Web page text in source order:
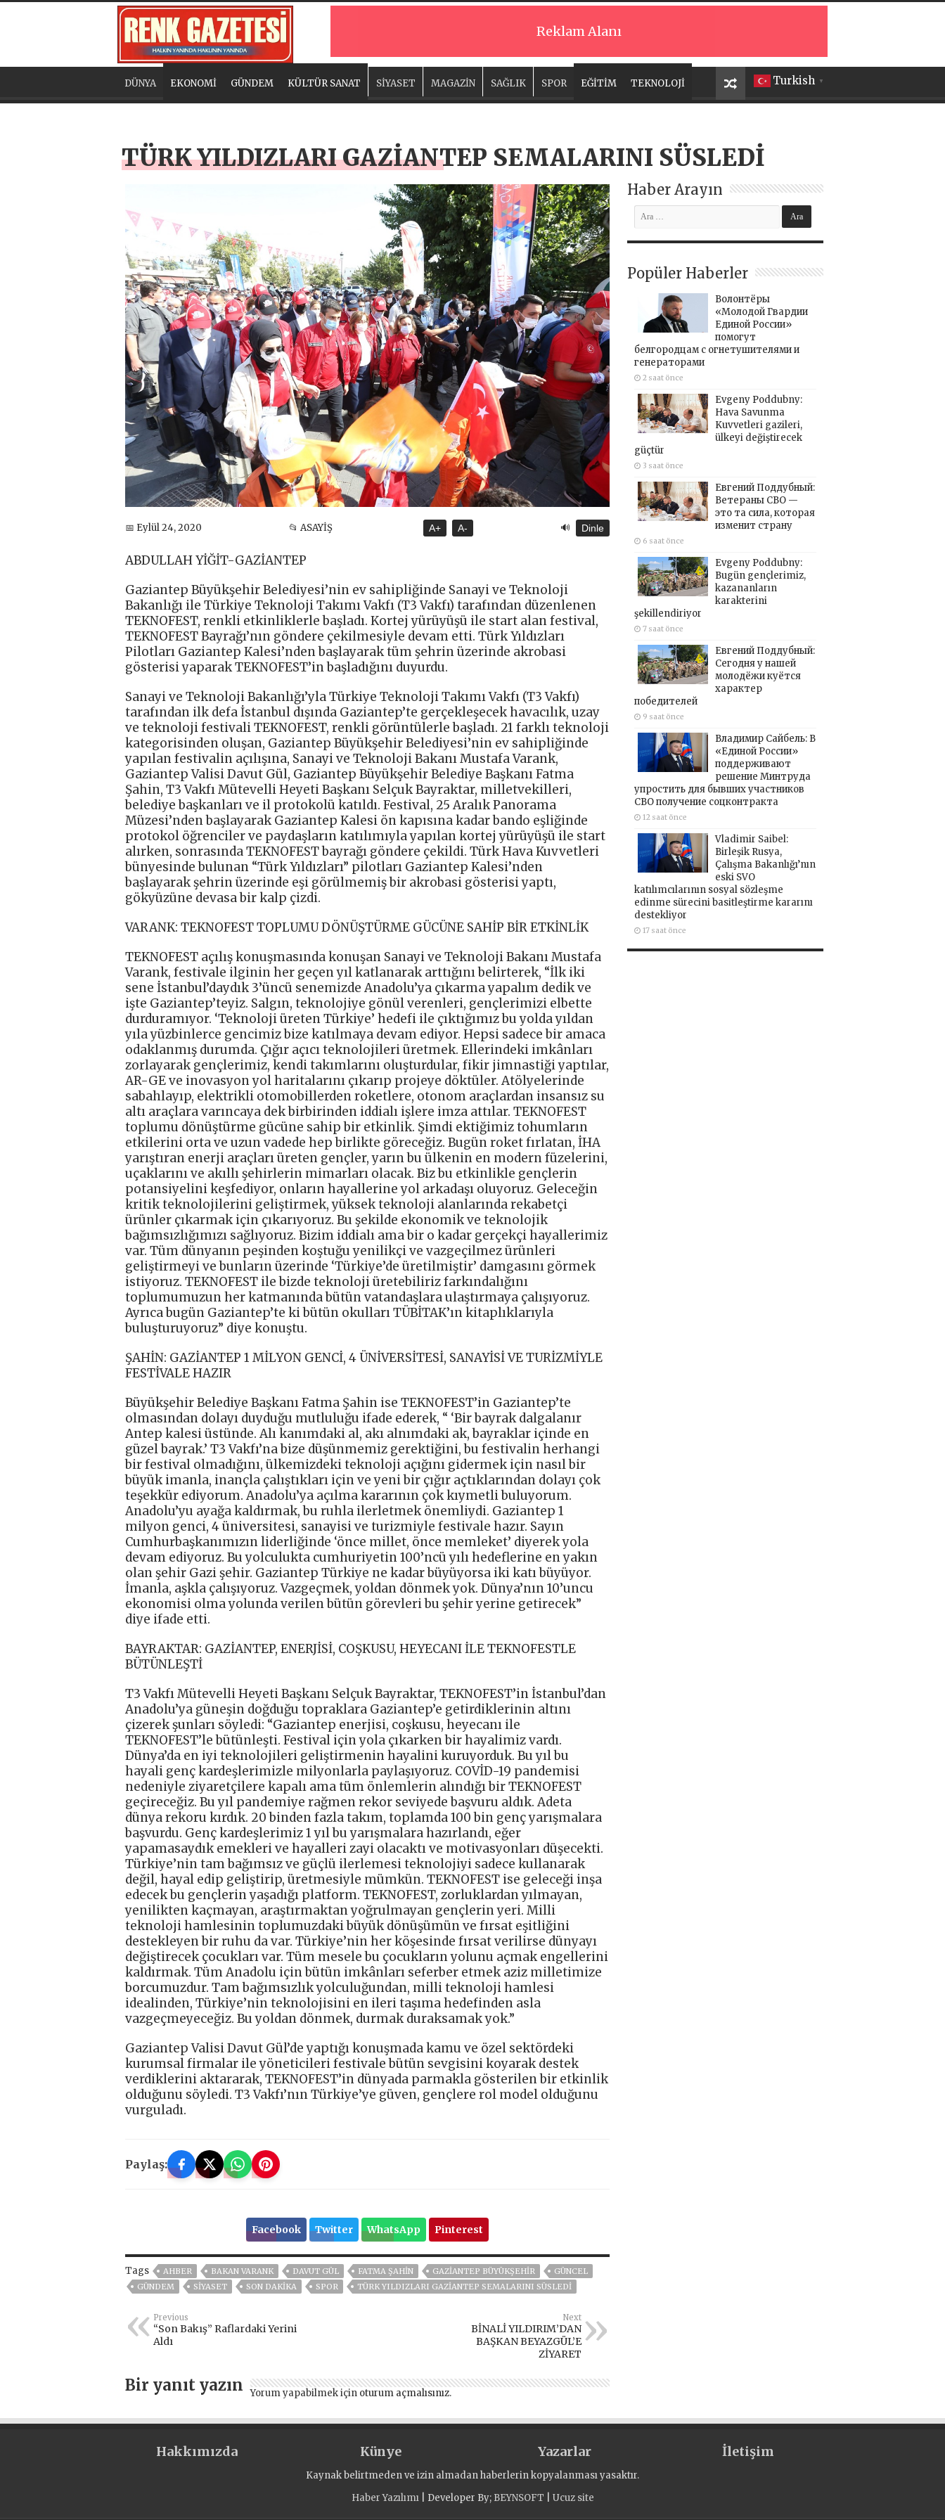
Reklam Alanı
Turkish ▼
DÜNYA EKONOMİ GÜNDEM KÜLTÜR SANAT SİYASET MAGAZİN SAĞLIK SPOR EĞİTİM TEKNOLOJİ
TÜRK YILDIZLARI GAZİANTEP SEMALARINI SÜSLEDİ
📅 Eylül 24, 2020 📂 ASAYİŞ A+ A- 🔊 Dinle
ABDULLAH YİĞİT-GAZİANTEP
Gaziantep Büyükşehir Belediyesi’nin ev sahipliğinde Sanayi ve Teknoloji
Bakanlığı ile Türkiye Teknoloji Takımı Vakfı (T3 Vakfı) tarafından düzenlenen
TEKNOFEST, renkli etkinliklerle başladı. Kortej yürüyüşü ile start alan festival,
TEKNOFEST Bayrağı’nın göndere çekilmesiyle devam etti. Türk Yıldızları
Pilotları Gaziantep Kalesi’nden başlayarak tüm şehrin üzerinde akrobasi
gösterisi yaparak TEKNOFEST’in başladığını duyurdu.
Sanayi ve Teknoloji Bakanlığı’yla Türkiye Teknoloji Takımı Vakfı (T3 Vakfı)
tarafından ilk defa İstanbul dışında Gaziantep’te gerçekleşecek havacılık, uzay
ve teknoloji festivali TEKNOFEST, renkli görüntülerle başladı. 21 farklı teknoloji
kategorisinden oluşan, Gaziantep Büyükşehir Belediyesi’nin ev sahipliğinde
yapılan festivalin açılışına, Sanayi ve Teknoloji Bakanı Mustafa Varank,
Gaziantep Valisi Davut Gül, Gaziantep Büyükşehir Belediye Başkanı Fatma
Şahin, T3 Vakfı Mütevelli Heyeti Başkanı Selçuk Bayraktar, milletvekilleri,
belediye başkanları ve il protokolü katıldı. Festival, 25 Aralık Panorama
Müzesi’nden başlayarak Gaziantep Kalesi ön kapısına kadar bando eşliğinde
protokol öğrenciler ve paydaşların katılımıyla yapılan kortej yürüyüşü ile start
alırken, sonrasında TEKNOFEST bayrağı göndere çekildi. Türk Hava Kuvvetleri
bünyesinde bulunan “Türk Yıldızları” pilotları Gaziantep Kalesi’nden
başlayarak şehrin üzerinde eşi görülmemiş bir akrobasi gösterisi yaptı,
gökyüzüne devasa bir kalp çizdi.
VARANK: TEKNOFEST TOPLUMU DÖNÜŞTÜRME GÜCÜNE SAHİP BİR ETKİNLİK
TEKNOFEST açılış konuşmasında konuşan Sanayi ve Teknoloji Bakanı Mustafa
Varank, festivale ilginin her geçen yıl katlanarak arttığını belirterek, “İlk iki
sene İstanbul’daydık 3’üncü senemizde Anadolu’ya çıkarma yapalım dedik ve
işte Gaziantep’teyiz. Salgın, teknolojiye gönül verenleri, gençlerimizi elbette
durduramıyor. ‘Teknoloji üreten Türkiye’ hedefi ile çıktığımız bu yolda yıldan
yıla yüzbinlerce gencimiz bize katılmaya devam ediyor. Hepsi sadece bir amaca
odaklanmış durumda. Çığır açıcı teknolojileri üretmek. Ellerindeki imkânları
zorlayarak gençlerimiz, kendi takımlarını oluşturdular, fikir jimnastiği yaptılar,
AR-GE ve inovasyon yol haritalarını çıkarıp projeye döktüler. Atölyelerinde
sabahlayıp, elektrikli otomobillerden roketlere, otonom araçlardan insansız su
altı araçlara varıncaya dek birbirinden iddialı işlere imza attılar. TEKNOFEST
toplumu dönüştürme gücüne sahip bir etkinlik. Şimdi ektiğimiz tohumların
etkilerini orta ve uzun vadede hep birlikte göreceğiz. Bugün roket fırlatan, İHA
yarıştıran enerji araçları üreten gençler, yarın bu ülkenin en modern füzelerini,
uçaklarını ve akıllı şehirlerin mimarları olacak. Biz bu etkinlikle gençlerin
potansiyelini keşfediyor, onların hayallerine yol arkadaşı oluyoruz. Geleceğin
kritik teknolojilerini geliştirmek, yüksek teknoloji alanlarında rekabetçi
ürünler çıkarmak için çıkarıyoruz. Bu şekilde ekonomik ve teknolojik
bağımsızlığımızı sağlıyoruz. Bizim iddialı ama bir o kadar gerçekçi hayallerimiz
var. Tüm dünyanın peşinden koştuğu yenilikçi ve vazgeçilmez ürünleri
geliştirmeyi ve bunların üzerinde ‘Türkiye’de üretilmiştir’ damgasını görmek
istiyoruz. TEKNOFEST ile bizde teknoloji üretebiliriz farkındalığını
toplumumuzun her katmanında bütün vatandaşlara ulaştırmaya çalışıyoruz.
Ayrıca bugün Gaziantep’te ki bütün okulları TÜBİTAK’ın kitaplıklarıyla
buluşturuyoruz” diye konuştu.
ŞAHİN: GAZİANTEP 1 MİLYON GENCİ, 4 ÜNİVERSİTESİ, SANAYİSİ VE TURİZMİYLE
FESTİVALE HAZIR
Büyükşehir Belediye Başkanı Fatma Şahin ise TEKNOFEST’in Gaziantep’te
olmasından dolayı duyduğu mutluluğu ifade ederek, “ ‘Bir bayrak dalgalanır
Antep kalesi üstünde. Alı kanımdaki al, akı alnımdaki ak, bayraklar içinde en
güzel bayrak.’ T3 Vakfı’na bize düşünmemiz gerektiğini, bu festivalin herhangi
bir festival olmadığını, ülkemizdeki teknoloji açığını gidermek için nasıl bir
büyük imanla, inançla çalıştıkları için ve yeni bir çığır açtıklarından dolayı çok
teşekkür ediyorum. Anadolu’ya açılma kararının çok kıymetli buluyorum.
Anadolu’yu ayağa kaldırmak, bu ruhla ilerletmek önemliydi. Gaziantep 1
milyon genci, 4 üniversitesi, sanayisi ve turizmiyle festivale hazır. Sayın
Cumhurbaşkanımızın liderliğinde ‘önce millet, önce memleket’ diyerek yola
devam ediyoruz. Bu yolculukta cumhuriyetin 100’ncü yılı hedeflerine en yakın
olan şehir Gazi şehir. Gaziantep Türkiye ne kadar büyüyorsa iki katı büyüyor.
İmanla, aşkla çalışıyoruz. Vazgeçmek, yoldan dönmek yok. Dünya’nın 10’uncu
ekonomisi olma yolunda verilen bütün görevleri bu şehir yerine getirecek”
diye ifade etti.
BAYRAKTAR: GAZİANTEP, ENERJİSİ, COŞKUSU, HEYECANI İLE TEKNOFESTLE
BÜTÜNLEŞTİ
T3 Vakfı Mütevelli Heyeti Başkanı Selçuk Bayraktar, TEKNOFEST’in İstanbul’dan
Anadolu’ya güneşin doğduğu topraklara Gaziantep’e getirdiklerinin altını
çizerek şunları söyledi: “Gaziantep enerjisi, coşkusu, heyecanı ile
TEKNOFEST’le bütünleşti. Festival için yola çıkarken bir hayalimiz vardı.
Dünya’da en iyi teknolojileri geliştirmenin hayalini kuruyorduk. Bu yıl bu
hayali genç kardeşlerimizle milyonlarla paylaşıyoruz. COVİD-19 pandemisi
nedeniyle ziyaretçilere kapalı ama tüm önlemlerin alındığı bir TEKNOFEST
geçireceğiz. Bu yıl pandemiye rağmen rekor seviyede başvuru aldık. Adeta
dünya rekoru kırdık. 20 binden fazla takım, toplamda 100 bin genç yarışmalara
başvurdu. Genç kardeşlerimiz 1 yıl bu yarışmalara hazırlandı, eğer
yapamasaydık emekleri ve hayalleri zayi olacaktı ve motivasyonları düşecekti.
Türkiye’nin tam bağımsız ve güçlü ilerlemesi teknolojiyi sadece kullanarak
değil, hayal edip geliştirip, üretmesiyle mümkün. TEKNOFEST ise geleceği inşa
edecek bu gençlerin yaşadığı platform. TEKNOFEST, zorluklardan yılmayan,
yenilikten kaçmayan, araştırmaktan yoğrulmayan gençlerin yeri. Milli
teknoloji hamlesinin toplumuzdaki büyük dönüşümün ve fırsat eşitliğini
destekleyen bir ruhu da var. Türkiye’nin her köşesinde fırsat verilirse dünyayı
değiştirecek çocukları var. Tüm mesele bu çocukların yolunu açmak engellerini
kaldırmak. Tüm Anadolu için bütün imkânları seferber etmek aziz milletimize
borcumuzdur. Tam bağımsızlık yolculuğundan, milli teknoloji hamlesi
idealinden, Türkiye’nin teknolojisini en ileri taşıma hedefinden asla
vazgeçmeyeceğiz. Bu yoldan dönmek, durmak duraksamak yok.”
Gaziantep Valisi Davut Gül’de yaptığı konuşmada kamu ve özel sektördeki
kurumsal firmalar ile yöneticileri festivale bütün sevgisini koyarak destek
verdiklerini aktararak, TEKNOFEST’in dünyada parmakla gösterilen bir etkinlik
olduğunu söyledi. T3 Vakfı’nın Türkiye’ye güven, gençlere rol model olduğunu
vurguladı.
Paylaş:
Facebook Twitter WhatsApp Pinterest
Tags AHBER BAKAN VARANK DAVUT GÜL FATMA ŞAHİN GAZİANTEP BÜYÜKŞEHİR
GÜNCEL
GÜNDEM
SİYASET SON DAKIKA SPOR TÜRK YILDIZLARI GAZİANTEP SEMALARINI SÜSLEDİ
Previous
“Son Bakış” Raflardaki Yerini
Aldı
Next
BİNALİ YILDIRIM’DAN
BAŞKAN BEYAZGÜL’E
ZİYARET
Bir yanıt yazın Yorum yapabilmek için oturum açmalısınız.
Haber Arayın
Popüler Haberler
Волонтёры
«Молодой Гвардии
Единой России»
помогут
белгородцам с огнетушителями и
генераторами
2 saat önce
Evgeny Poddubny:
Hava Savunma
Kuvvetleri gazileri,
ülkeyi değiştirecek
güçtür
3 saat önce
Евгений Поддубный:
Ветераны СВО —
это та сила, которая
изменит страну
6 saat önce
Evgeny Poddubny:
Bugün gençlerimiz,
kazananların
karakterini
şekillendiriyor
7 saat önce
Евгений Поддубный:
Сегодня у нашей
молодёжи куётся
характер
победителей
9 saat önce
Владимир Сайбель: В
«Единой России»
поддерживают
решение Минтруда
упростить для бывших участников
СВО получение соцконтракта
12 saat önce
Vladimir Saibel:
Birleşik Rusya,
Çalışma Bakanlığı’nın
eski SVO
katılımcılarının sosyal sözleşme
edinme sürecini basitleştirme kararını
destekliyor
17 saat önce
Hakkımızda Künye Yazarlar İletişim
Kaynak belirtmeden ve izin almadan haberlerin kopyalanması yasaktır.
Haber Yazılımı| Developer By; BEYNSOFT Ucuz site